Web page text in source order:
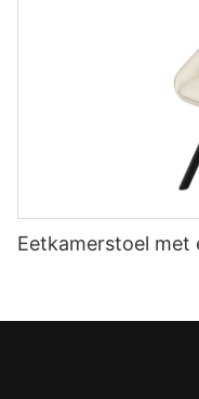
Eetkamerstoel